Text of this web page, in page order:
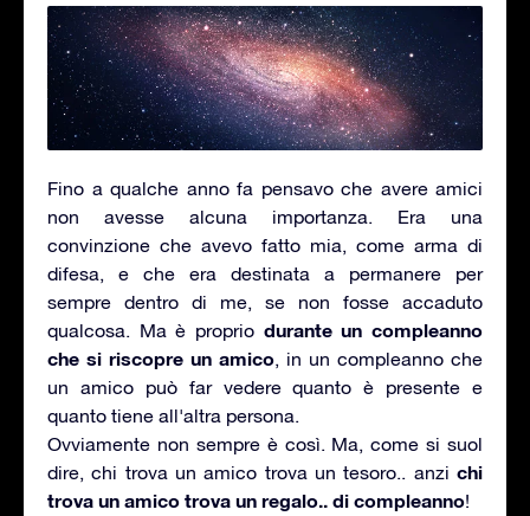
Fino a qualche anno fa pensavo che avere amici
non avesse alcuna importanza. Era una
convinzione che avevo fatto mia, come arma di
difesa, e che era destinata a permanere per
sempre dentro di me, se non fosse accaduto
qualcosa. Ma è proprio durante un compleanno
che si riscopre un amico, in un compleanno che
un amico può far vedere quanto è presente e
quanto tiene all'altra persona.
Ovviamente non sempre è così. Ma, come si suol
dire, chi trova un amico trova un tesoro.. anzi chi
trova un amico trova un regalo.. di compleanno!